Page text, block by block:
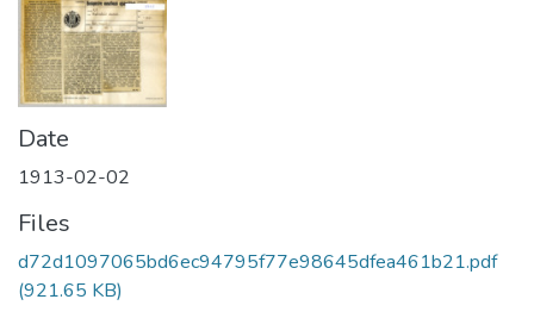
About us
Date
1913-02-02
Files
d72d1097065bd6ec94795f77e98645dfea461b21.pdf
(921.65 KB)